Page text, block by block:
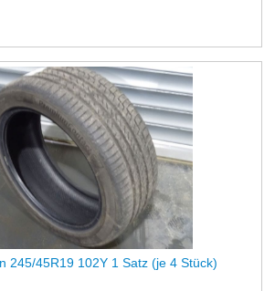
245/45R19 102Y 1 Satz (je 4 Stück)